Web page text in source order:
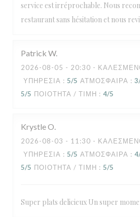
service est irréprochable. Nous
restaurant sans hésitation et nous
Patrick W
2026-08-05 - 20:30 -
ΥΠΗΡΕΣΊΑ : 5/5 ΑΤΜΌΣΦΑΙΡΑ : 3
5/5 ΠΟΙΌΤΗΤΑ / ΤΙΜΉ : 4/5
KrystleO
2026-08-03 - 11:30 -
ΥΠΗΡΕΣΊΑ : 5/5 ΑΤΜΌΣΦΑΙΡΑ : 4
5/5 ΠΟΙΌΤΗΤΑ / ΤΙΜΉ : 5/5
Super plats delicieux Un super